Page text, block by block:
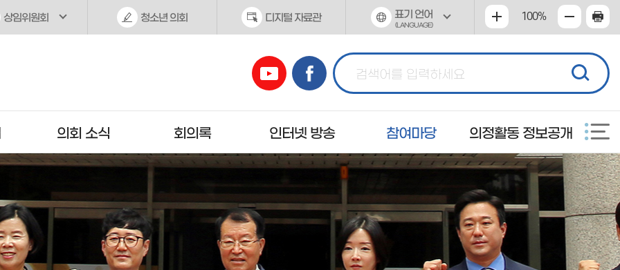
상임위원회 청소년 의회 디지털 자료관 표기 언어
(LANGUAGE)
100%
의회 소식 회의록 인터넷 방송 참여마당 의정활동 정보공개